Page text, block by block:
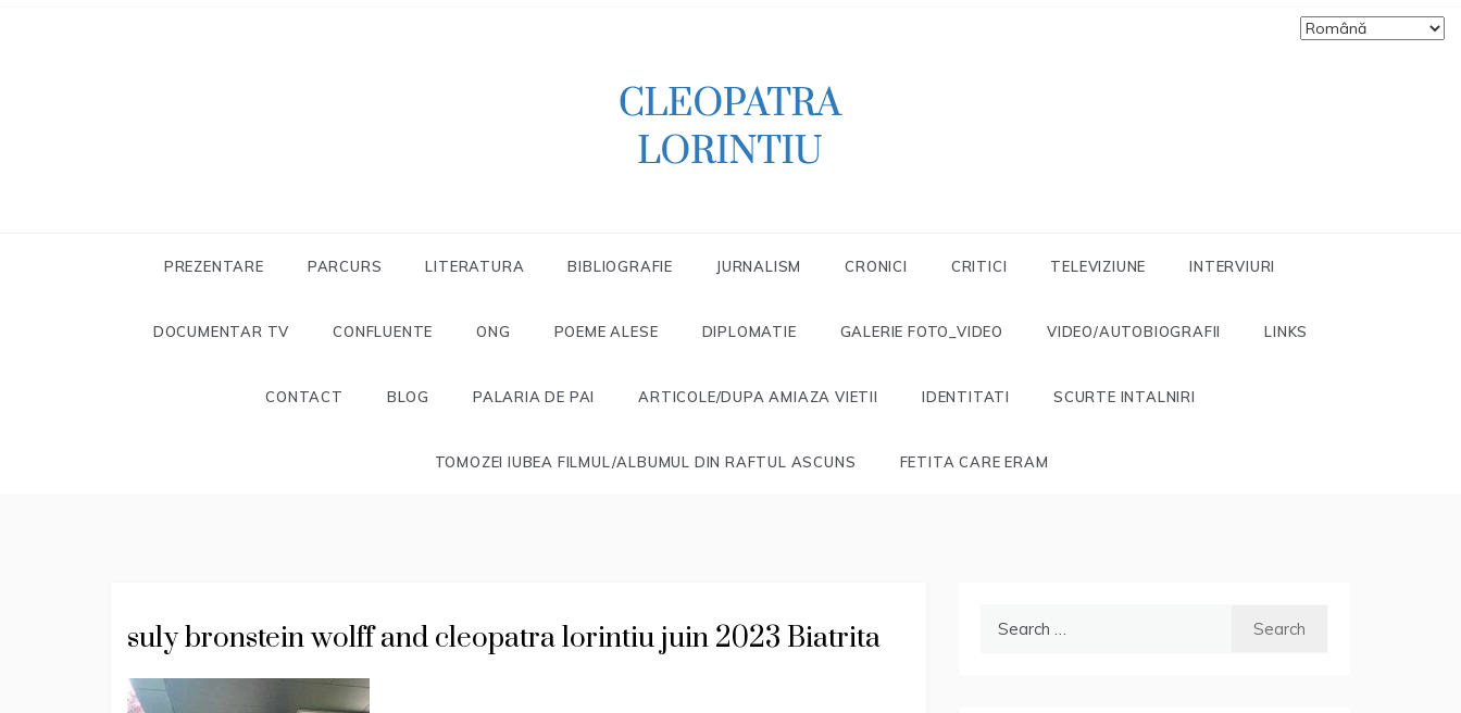
LORINTIU
PREZENTARE PARCURS LITERATURA BIBLIOGRAFIE JURNALISM CRONICI CRITICI TELEVIZIUNE INTERVIURI
DOCUMENTAR TV CONFLUENTE ONG POEME ALESE DIPLOMATIE GALERIE FOTO_VIDEO VIDEO/AUTOBIOGRAFII LINKS
CONTACT BLOG PALARIA DE PAI ARTICOLE/DUPA AMIAZA VIETII IDENTITATI SCURTE INTALNIRI
TOMOZEI IUBEA FILMUL/ALBUMUL DIN RAFTUL ASCUNS FETITA CARE ERAM
suly bronstein wolff and cleopatra lorintiu juin 2023 Biatrita